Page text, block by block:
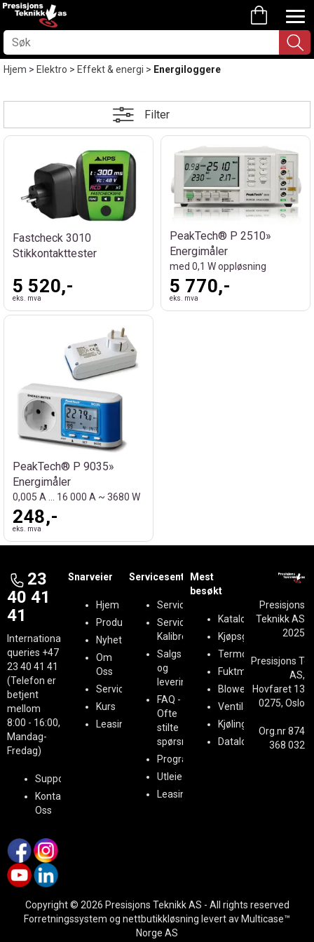
Hjem>Elektro>Effekt & energi> Energiloggere
Filter
Fastcheck 3010
Stikkontakttester
5 520,-
eks. mva
PeakTech® P 2510»
Energimåler
med 0,1 W oppløsning
5 770,-
eks. mva
PeakTech® P 9035»
Energimåler
0,005 A ... 16 000 A ~ 3680 W
248,-
eks. mva
23
40 41
41
International
queries +47
23 40 41 41
(Telefon er
betjent
mellom
8:00 - 16:00,
Mandag-
Fredag)
Support
Kontakt
Oss
Snarveier
Hjem
Produkter
Nyheter
Om
Oss
Service
Kurs
Leasing
Servicesenter
Serviceregistrering
Service &
Kalibrering
Salgs
og
leveringsbetingelser
FAQ -
Ofte
stilte
spørsmål
Programvare
Utleie
Leasing
Mest
besøkt
Kataloger
Kjøpsguider
Termografi
Fuktmåling
BlowerDoor
Ventilasjon
Kjøling
Datalogging
Presisjons
Teknikk AS
2025
Presisjons
AS,
Hovfaret 13
0275, Oslo
Org.nr 874
368 032
Copyright © 2026 Presisjons Teknikk AS - All rights reserved
Forretningssystem og nettbutikkløsning levert av Multicase™
Norge AS